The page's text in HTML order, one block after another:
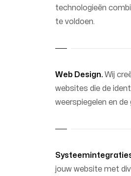
technologieën
te voldoen.
Web Design. Wij
websites die de
weerspiegelen en de
jouw website met